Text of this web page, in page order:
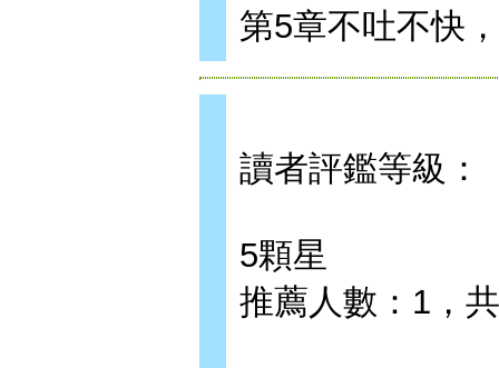
第5章不吐不快
讀者評鑑等級：
5顆星
推薦人數：1，